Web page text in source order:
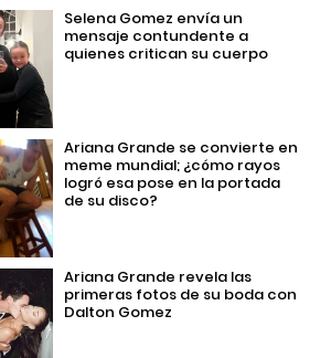
Selena Gomez envía un
mensaje contundente a
quienes critican su cuerpo
Ariana Grande se convierte en
meme mundial; ¿cómo rayos
logró esa pose en la portada
de su disco?
Ariana Grande revela las
primeras fotos de su boda con
Dalton Gomez